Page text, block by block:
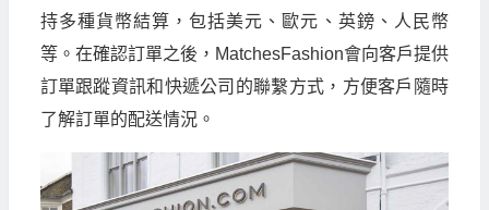
持多種貨幣結算，包括美元、歐元、英鎊、人民幣
等。在確認訂單之後，MatchesFashion會向客戶提供
訂單跟蹤資訊和快遞公司的聯繫方式，方便客戶隨時
了解訂單的配送情況。